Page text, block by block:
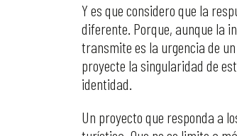
Y es que considero que la
diferente. Porque, aunque la
transmite es la urgencia de
proyecte la singularidad de
identidad.
Un proyecto que responda a